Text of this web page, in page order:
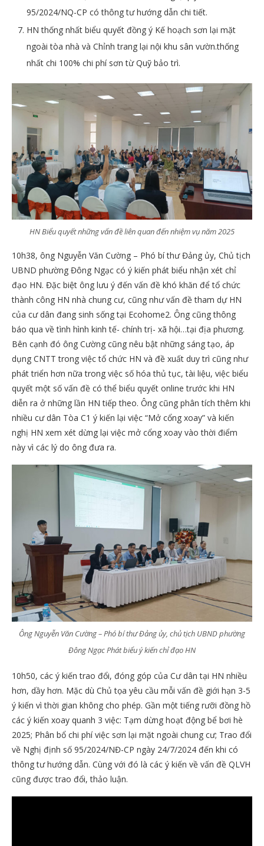
95/2024/NQ-CP có thông tư hướng dẫn chi tiết.
HN thống nhất biểu quyết đồng ý Kế hoạch sơn lại mặt
ngoài tòa nhà và Chỉnh trang lại nội khu sân vườn.thống
nhất chi 100% chi phí sơn từ Quỹ bảo trì.
HN Biểu quyết những vấn đề liên quan đến nhiệm vụ năm 2025
10h38, ông Nguyễn Văn Cường – Phó bí thư Đảng ủy, Chủ tịch
UBND phường Đông Ngạc có ý kiến phát biểu nhận xét chỉ
đạo HN. Đặc biệt ông lưu ý đến vấn đề khó khăn để tổ chức
thành công HN nhà chung cư, cũng như vấn đề tham dự HN
của cư dân đang sinh sống tại Ecohome2. Ông cũng thông
báo qua về tình hình kinh tế- chính trị- xã hội…tại địa phương.
Bên cạnh đó ông Cường cũng nêu bật những sáng tạo, áp
dụng CNTT trong việc tổ chức HN và đề xuất duy trì cũng như
phát triển hơn nữa trong việc số hóa thủ tục, tài liệu, việc biểu
quyết một số vấn đề có thể biểu quyết online trước khi HN
diễn ra ở những lần HN tiếp theo. Ông cũng phân tích thêm khi
nhiều cư dân Tòa C1 ý kiến lại việc “Mở cổng xoay” và kiến
nghị HN xem xét dừng lại việc mở cổng xoay vào thời điểm
này vì các lý do ông đưa ra.
Ông Nguyễn Văn Cường – Phó bí thư Đảng ủy, chủ tịch UBND phường
Đông Ngạc Phát biểu ý kiến chỉ đạo HN
10h50, các ý kiến trao đổi, đóng góp của Cư dân tại HN nhiều
hơn, dầy hơn. Mặc dù Chủ tọa yêu cầu mỗi vấn đề giới hạn 3-5
ý kiến vì thời gian không cho phép. Gần một tiếng rưỡi đồng hồ
các ý kiến xoay quanh 3 việc: Tạm dừng hoạt động bể bơi hè
2025; Phân bổ chi phí việc sơn lại mặt ngoài chung cư; Trao đổi
về Nghị định số 95/2024/NĐ-CP ngày 24/7/2024 đến khi có
thông tư hướng dẫn. Cùng với đó là các ý kiến về vấn đề QLVH
cũng được trao đổi, thảo luận.